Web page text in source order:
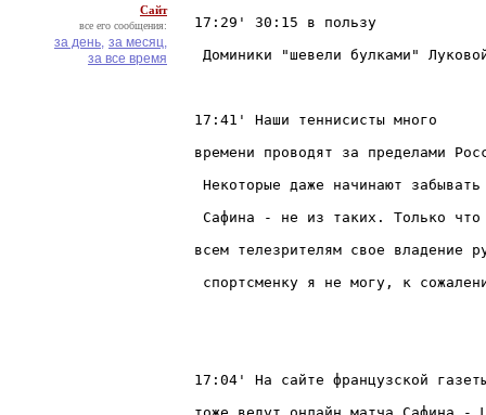
Сайт
все его сообщения:
за день, за месяц,
за все время